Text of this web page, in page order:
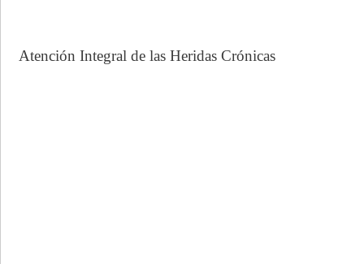
Atención Integral de las Heridas Crónicas